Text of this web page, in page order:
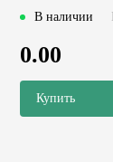
В наличии
0.00
Купить